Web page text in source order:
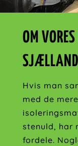
OM
SJÆLLAND
Hvis man
med de
stenuld, har
fordele.